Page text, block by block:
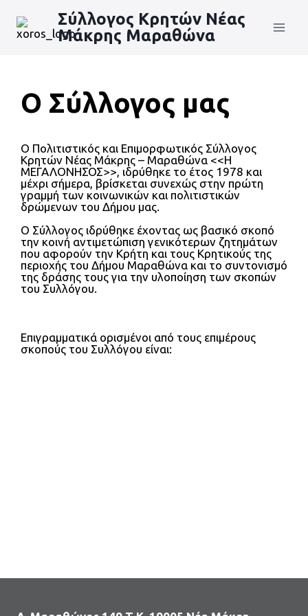
Σύλλογος Κρητών Νέας
Μάκρης Μαραθώνα
Ο Σύλλογος μας
Ο Πολιτιστικός και Επιμορφωτικός Σύλλογος
Κρητών Νέας Μάκρης – Μαραθώνα <<Η
ΜΕΓΑΛΟΝΗΣΟΣ>>, ιδρύθηκε το έτος 1978 και
μέχρι σήμερα, βρίσκεται συνεχώς στην πρώτη
γραμμή των κοινωνικών και πολιτιστικών
δρώμενων του Δήμου μας.
Ο Σύλλογος ιδρύθηκε έχοντας ως βασικό σκοπό
την κοινή αντιμετώπιση γενικότερων ζητημάτων
που αφορούν την Κρήτη και τους Κρητικούς της
περιοχής του Δήμου Μαραθώνα και το συντονισμό
της δράσης τους για την υλοποίηση των σκοπών
του Συλλόγου.
Επιγραμματικά ορισμένοι από τους επιμέρους
σκοπούς του Συλλόγου είναι: